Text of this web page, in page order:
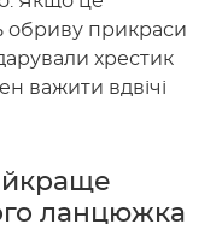
обриву прикраси
хрестик
важити вдвічі
ланцюжка